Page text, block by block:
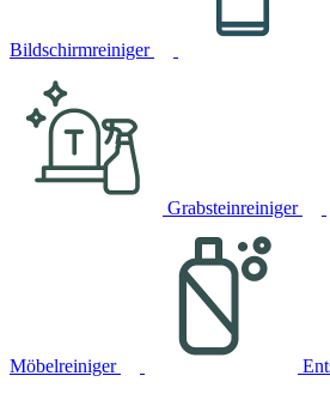
Bildschirmreiniger
Grabsteinreiniger
Möbelreiniger